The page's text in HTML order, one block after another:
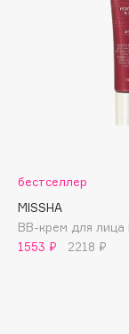
Balmain Hair
Batiste
Beauty Bomb
Beauty Pati
Beautyblades
бестселлер
MISSHA
BB-крем для
1553 ₽
2218 ₽